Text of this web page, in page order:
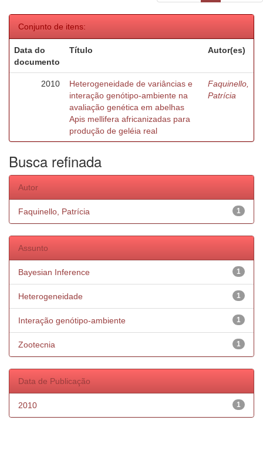
Conjunto de itens:
Data do
documento
Título Autor(es)
2010
Heterogeneidade de variâncias e
interação genótipo-ambiente na
avaliação genética em abelhas
Apis mellifera africanizadas para
produção de geléia real
Faquinello,
Patrícia
Busca refinada
Autor
1
Faquinello, Patrícia
Assunto
1
Bayesian Inference
1
Heterogeneidade
1
Interação genótipo-ambiente
1
Zootecnia
Data de Publicação
1
2010